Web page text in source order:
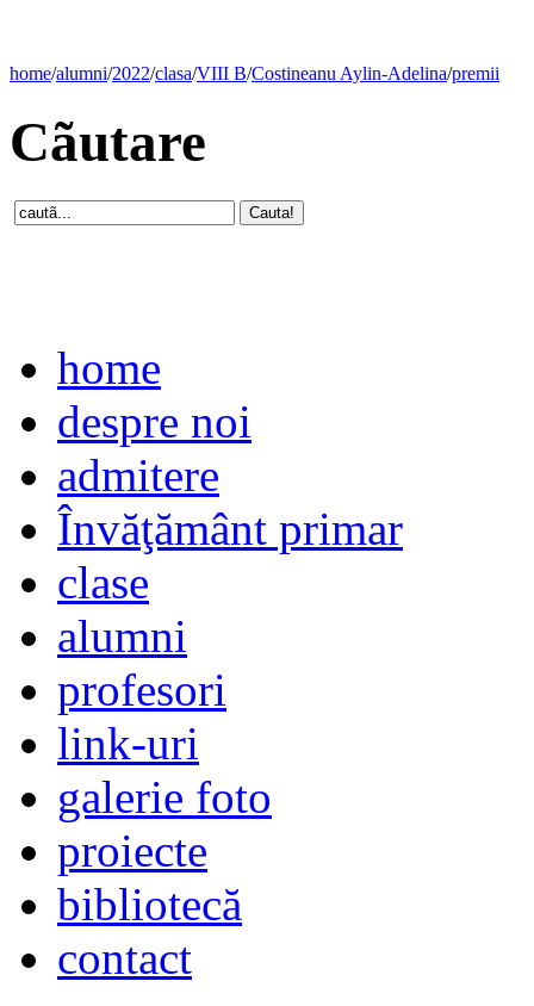
home/alumni/2022/clasa/VIII B/Costineanu Aylin-Adelina/premii
Cãutare
home
despre noi
admitere
Învăţământ primar
clase
alumni
profesori
link-uri
galerie foto
proiecte
bibliotecă
contact